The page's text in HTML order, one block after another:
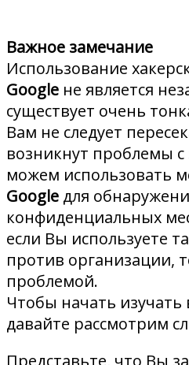
Важное замечание
Использование
Google не является
существует очень
Вам не следует
возникнут проблемы
можем использовать
Google для
конфиденциальных
если Вы используете
против организации,
проблемой.
Чтобы начать изучать
давайте рассмотрим
Представьте, что Вы